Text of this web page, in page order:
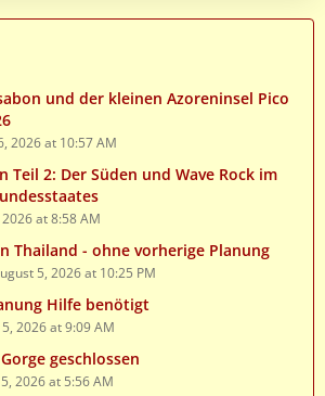
und der kleinen Azoreninsel Pico
2026 at 10:57 AM
Teil 2: Der Süden und Wave Rock im
at 8:58 AM
Thailand - ohne vorherige Planung
5, 2026 at 10:25 PM
Hilfe benötigt
2026 at 9:09 AM
geschlossen
2026 at 5:56 AM